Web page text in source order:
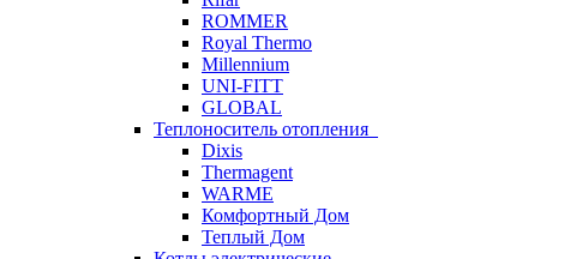
ROMMER
Royal Thermo
Millennium
UNI-FITT
GLOBAL
Теплоноситель отопления
Dixis
Thermagent
WARME
Комфортный Дом
Теплый Дом